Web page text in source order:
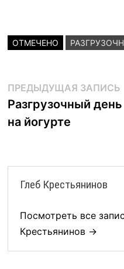
ОТМЕЧЕНО
Навигация
по
записям
ПРЕДЫДУЩАЯ ЗАПИСЬ
Разгрузочный день
на йогурте
Глеб Крестьянинов
Посмотреть все
Крестьянинов →